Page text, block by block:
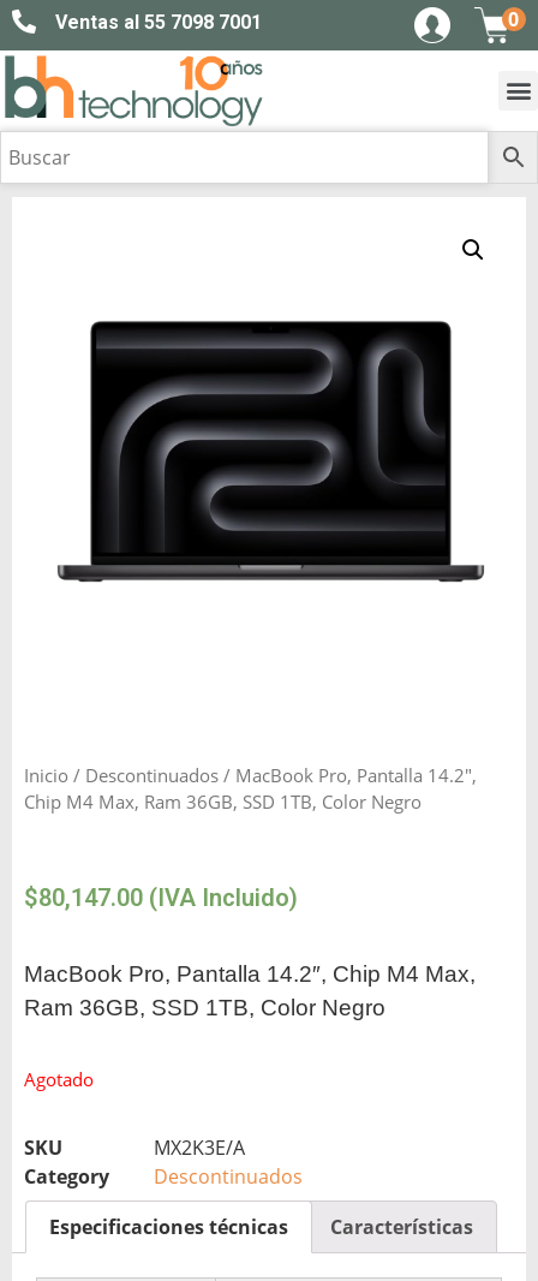
Ventas al 55 7098 7001 0
Inicio / Descontinuados / MacBook Pro, Pantalla 14.2″,
Chip M4 Max, Ram 36GB, SSD 1TB, Color Negro
$80,147.00 (IVA Incluido)
MacBook Pro, Pantalla 14.2″, Chip M4 Max,
Ram 36GB, SSD 1TB, Color Negro
Agotado
SKU
MX2K3E/A
Category
Descontinuados
Especificaciones técnicas
Características